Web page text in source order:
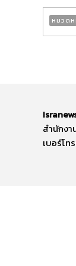
หมวดห
สำนักงา
เบอร์โท